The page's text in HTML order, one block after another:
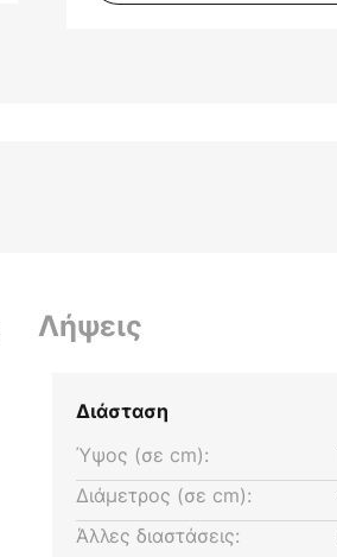
Λήψεις
Διάσταση
Ύψος (σε cm):
Διάμετρος (σε cm):
Άλλες διαστάσεις: